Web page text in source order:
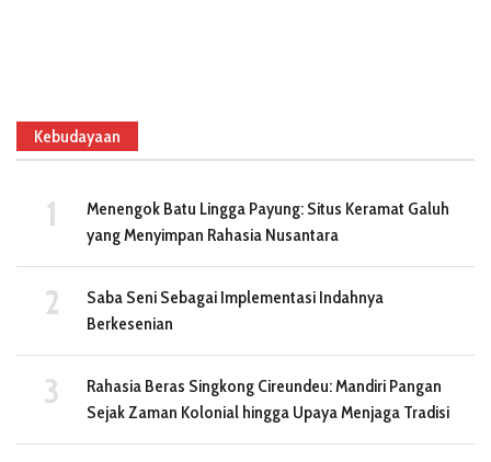
Kebudayaan
Menengok Batu Lingga Payung: Situs Keramat Galuh
yang Menyimpan Rahasia Nusantara
Saba Seni Sebagai Implementasi Indahnya
Berkesenian
Rahasia Beras Singkong Cireundeu: Mandiri Pangan
Sejak Zaman Kolonial hingga Upaya Menjaga Tradisi